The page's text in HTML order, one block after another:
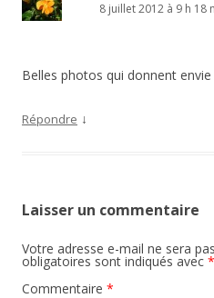
8 juillet 2012 à 9 h 18
Belles photos qui donnent envie
Répondre ↓
Laisser un commentaire
Votre adresse e-mail ne sera
obligatoires sont indiqués avec *
Commentaire *